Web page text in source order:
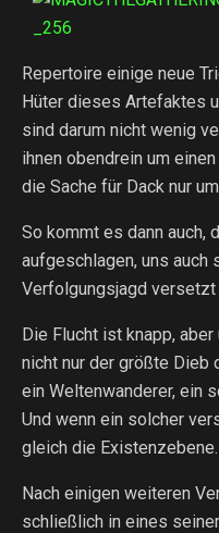
Repertoire einige neue
Hüter dieses Artefaktes
sind darum nicht wenig
ihnen obendrein um
die Sache für Dack nur
So kommt es dann auch,
aufgeschlagen, uns auch
Verfolgungsjagd versetzt
Die Flucht ist knapp,
nicht nur der größte Dieb
ein Weltenwanderer, ein
Und wenn ein solcher
gleich die Existenzebene.
Nach einigen weiteren
schließlich in eines